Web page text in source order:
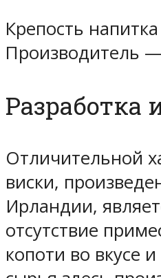
Крепость
Производитель
Разработка
Отличительной
виски,
Ирландии,
отсутствие
копоти во вкусе